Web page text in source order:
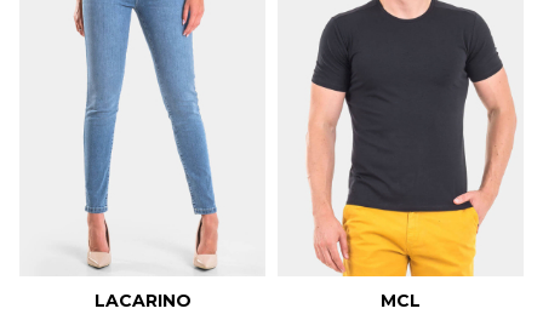
LACARINO MCL